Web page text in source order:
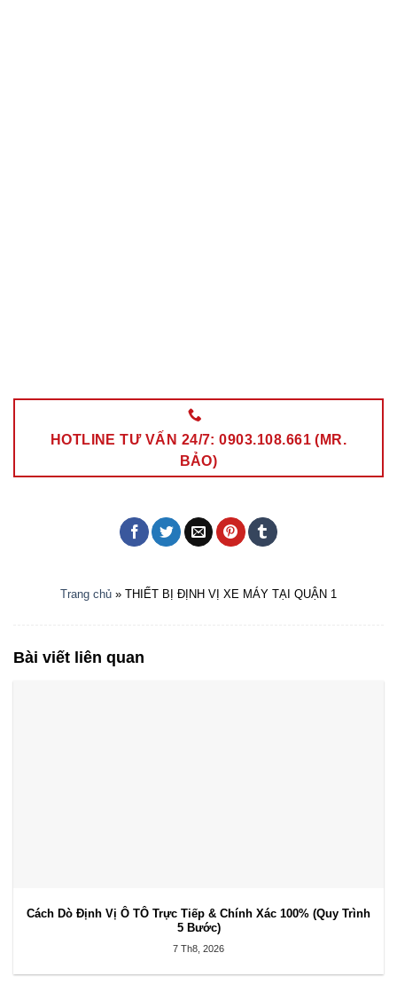
HOTLINE TƯ VẤN 24/7: 0903.108.661 (MR.
BẢO)
Trang chủ » THIẾT BỊ ĐỊNH VỊ XE MÁY TẠI QUẬN 1
Bài viết liên quan
Cách Dò Định Vị Ô TÔ Trực Tiếp & Chính Xác 100% (Quy Trình
5 Bước)
7 Th8, 2026